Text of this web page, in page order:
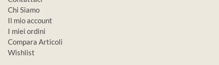
Chi Siamo
Il mio account
I miei ordini
Compara Articoli
Wishlist